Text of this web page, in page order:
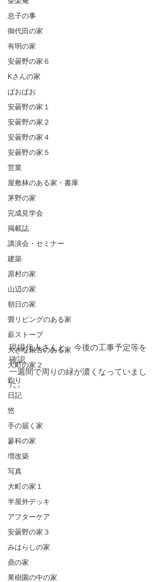
息子の事
御代田の家
有明の家
安曇野の家６
Kさんの家
ぱおぱお
安曇野の家１
安曇野の家２
安曇野の家４
安曇野の家５
営業
屋敷林のある家・書庫
茅野の家
完成見学会
掲載誌
講演会・セミナー
建築
原村の家
山辺の家
朝日の家
畳リビングのある家
薪ストーブ
大きな銀杏のある家
大町の家２
釣り
日記
悠
手の届く家
蓼科の家
増改築
写真
大町の家１
半屋外デッキ
アフターケア
安曇野の家３
みはらしの家
鼎の家
果樹園の中の家
現場代人さんと、今後の工事予定等を
確認
一週間で周りの緑が濃くなっていまし
た。